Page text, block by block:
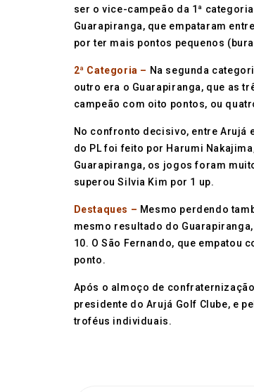
ser o vice-campeão da 1ª
Guarapiranga, que empataram
por ter mais pontos pequenos
2ª Categoria – Na segunda
outro era o Guarapiranga, que as
campeão com oito pontos, ou
No confronto decisivo, entre Arujá
do PL foi feito por Harumi
Guarapiranga, os jogos foram
superou Silvia Kim por 1 up.
Destaques – Mesmo perdendo
mesmo resultado do
10. O São Fernando, que empatou
ponto.
Após o almoço de
presidente do Arujá Golf Clube, e
troféus individuais.